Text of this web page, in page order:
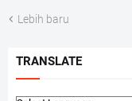
Lebih baru
TRANSLATE